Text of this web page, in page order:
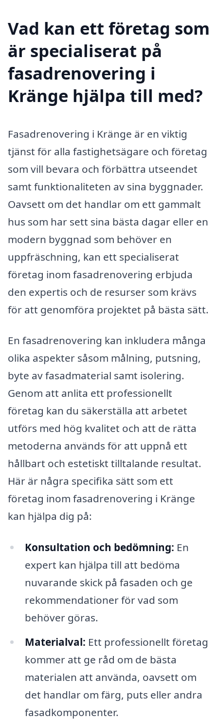
Vad kan ett företag som
är specialiserat på
fasadrenovering i
Kränge hjälpa till med?
Fasadrenovering i Kränge är en viktig
tjänst för alla fastighetsägare och företag
som vill bevara och förbättra utseendet
samt funktionaliteten av sina byggnader.
Oavsett om det handlar om ett gammalt
hus som har sett sina bästa dagar eller en
modern byggnad som behöver en
uppfräschning, kan ett specialiserat
företag inom fasadrenovering erbjuda
den expertis och de resurser som krävs
för att genomföra projektet på bästa sätt.
En fasadrenovering kan inkludera många
olika aspekter såsom målning, putsning,
byte av fasadmaterial samt isolering.
Genom att anlita ett professionellt
företag kan du säkerställa att arbetet
utförs med hög kvalitet och att de rätta
metoderna används för att uppnå ett
hållbart och estetiskt tilltalande resultat.
Här är några specifika sätt som ett
företag inom fasadrenovering i Kränge
kan hjälpa dig på:
Konsultation och bedömning: En
expert kan hjälpa till att bedöma
nuvarande skick på fasaden och ge
rekommendationer för vad som
behöver göras.
Materialval: Ett professionellt företag
kommer att ge råd om de bästa
materialen att använda, oavsett om
det handlar om färg, puts eller andra
fasadkomponenter.